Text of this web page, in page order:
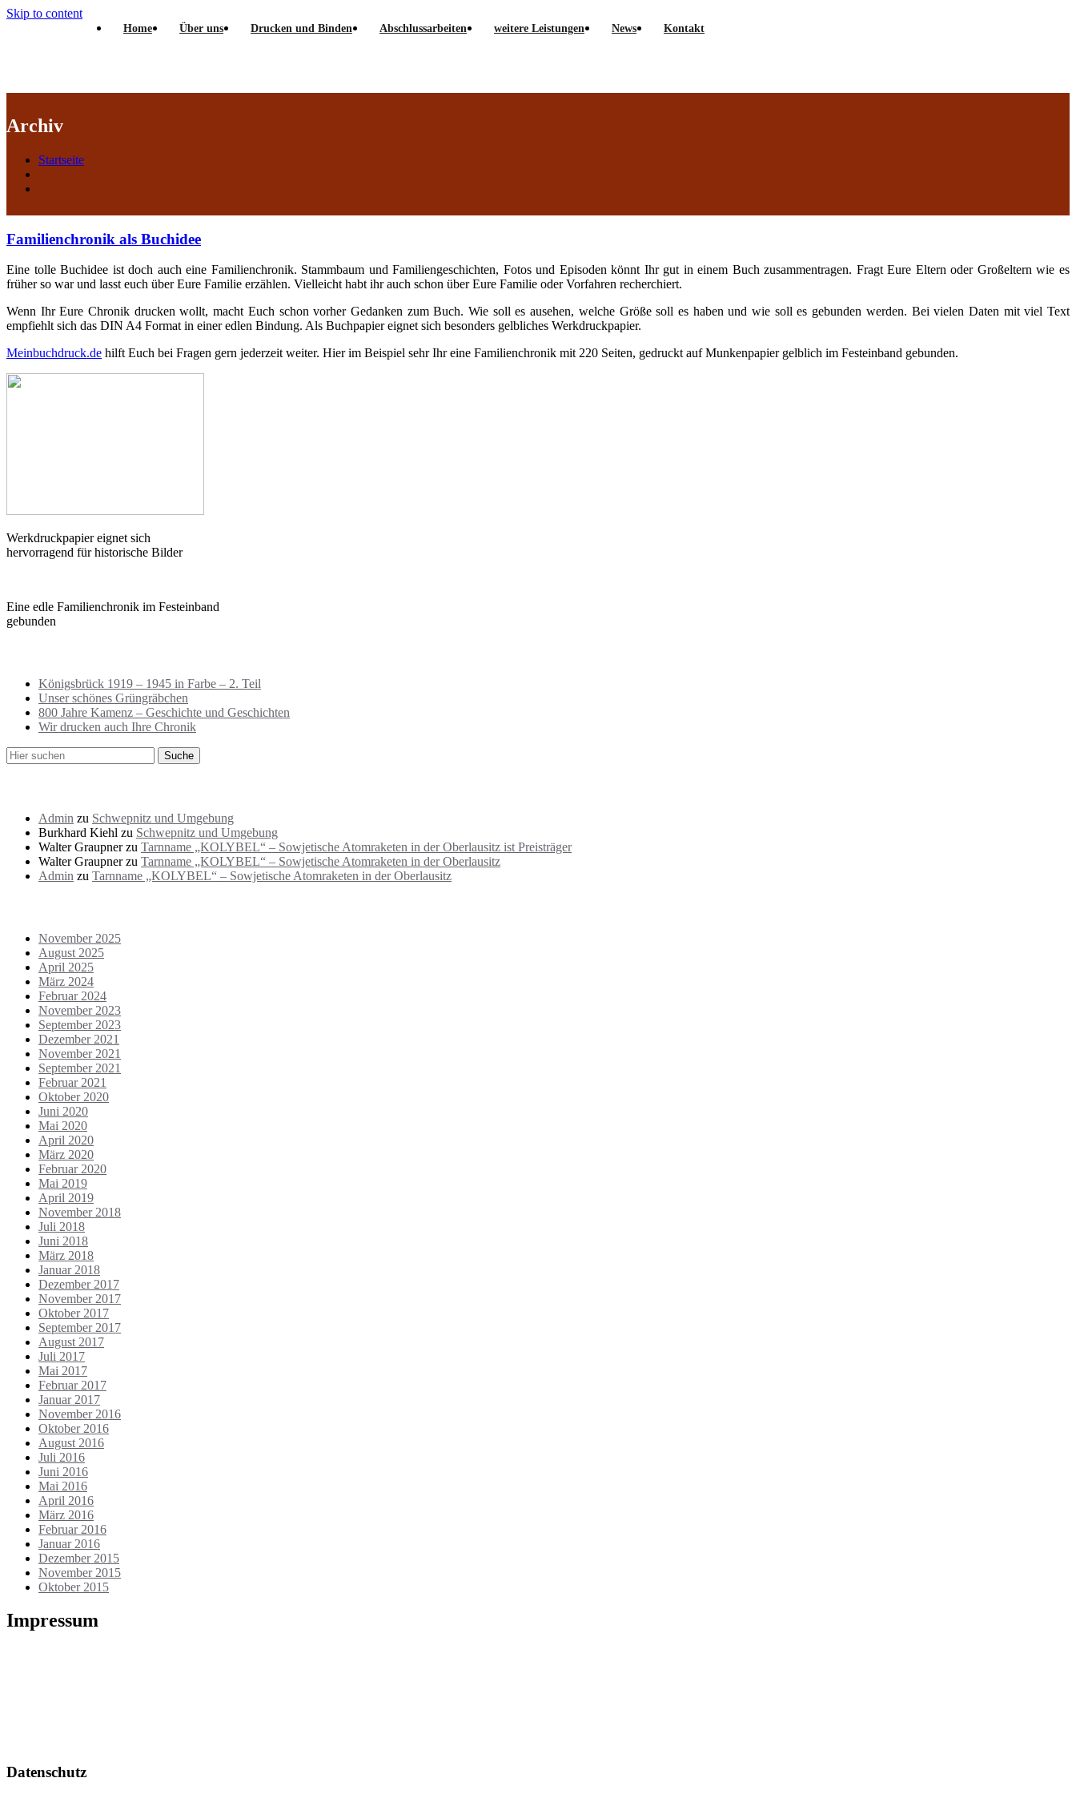
Skip to content
Home Über uns Drucken und Binden Abschlussarbeiten weitere Leistungen News Kontakt
Archiv
Startseite
Familienchronik als Buchidee
Eine tolle Buchidee ist doch auch eine Familienchronik. Stammbaum und Familiengeschichten, Fotos und Episoden könnt Ihr gut in einem Buch zusammentragen. Fragt Eure Eltern oder Großeltern wie es
früher so war und lasst euch über Eure Familie erzählen. Vielleicht habt ihr auch schon über Eure Familie oder Vorfahren recherchiert.
Wenn Ihr Eure Chronik drucken wollt, macht Euch schon vorher Gedanken zum Buch. Wie soll es ausehen, welche Größe soll es haben und wie soll es gebunden werden. Bei vielen Daten mit viel Text
empfiehlt sich das DIN A4 Format in einer edlen Bindung. Als Buchpapier eignet sich besonders gelbliches Werkdruckpapier.
Meinbuchdruck.de hilft Euch bei Fragen gern jederzeit weiter. Hier im Beispiel sehr Ihr eine Familienchronik mit 220 Seiten, gedruckt auf Munkenpapier gelblich im Festeinband gebunden.
Werkdruckpapier eignet sich
hervorragend für historische Bilder
Eine edle Familienchronik im Festeinband
gebunden
Königsbrück 1919 – 1945 in Farbe – 2. Teil
Unser schönes Grüngräbchen
800 Jahre Kamenz – Geschichte und Geschichten
Wir drucken auch Ihre Chronik
Admin zu Schwepnitz und Umgebung
Burkhard Kiehl zu Schwepnitz und Umgebung
Walter Graupnerzu Tarnname „KOLYBEL“ – Sowjetische Atomraketen in der Oberlausitz ist Preisträger
Walter Graupnerzu Tarnname „KOLYBEL“ – Sowjetische Atomraketen in der Oberlausitz
Admin zu Tarnname „KOLYBEL“ – Sowjetische Atomraketen in der Oberlausitz
November 2025
August 2025
April 2025
März 2024
Februar 2024
November 2023
September 2023
Dezember 2021
November 2021
September 2021
Februar 2021
Oktober 2020
Juni 2020
Mai 2020
April 2020
März 2020
Februar 2020
Mai 2019
April 2019
November 2018
Juli 2018
Juni 2018
März 2018
Januar 2018
Dezember 2017
November 2017
Oktober 2017
September 2017
August 2017
Juli 2017
Mai 2017
Februar 2017
Januar 2017
November 2016
Oktober 2016
August 2016
Juli 2016
Juni 2016
Mai 2016
April 2016
März 2016
Februar 2016
Januar 2016
Dezember 2015
November 2015
Oktober 2015
Impressum
Datenschutz